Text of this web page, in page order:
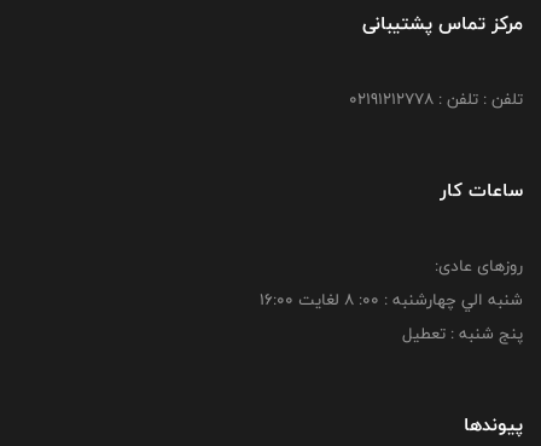
مرکز تماس پشتیبانی
تلفن : تلفن : 02191212778
ساعات کار
روزهای عادی:
شنبه الي چهارشنبه : 00: 8 لغايت 16:00
پنج شنبه : تعطیل
پیوندها